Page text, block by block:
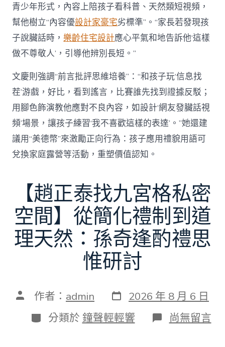
青少年形式，內容上陪孩子看科普、天然類短視頻，
幫他樹立“內容優設計家豪宅劣標準”。“家長若發現孩
子說臟話時，樂齡住宅設計應心平氣和地告訴他‘這樣
做不尊敬人’，引導他辨別長短。”
文慶則強調“前言批評思維培養”：“和孩子玩‘信息找
茬’游戲，好比，看到謠言，比賽誰先找到證據反駁；
用腳色飾演教他應對不良內容，如設計‘網友發臟話視
頻’場景，讓孩子練習‘我不喜歡這樣的表達’。”她還建
議用“美德幣”來激勵正向行為：孩子應用禮貌用語可
兌換家庭露營等活動，重塑價值認知。
【趙正泰找九宮格私密
空間】從簡化禮制到道
理天然：孫奇逢酌禮思
惟研討
文 作者： admin 發
表
日
期
2026 年 8 月 6 日
分
類
分類於 鐘聲輕輕響 在
〈【趙
尚無留言